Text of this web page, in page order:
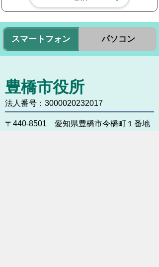
スマートフォン パソコン
豊橋市役所
法人番号：3000020232017
〒440-8501 愛知県豊橋市今橋町１番地